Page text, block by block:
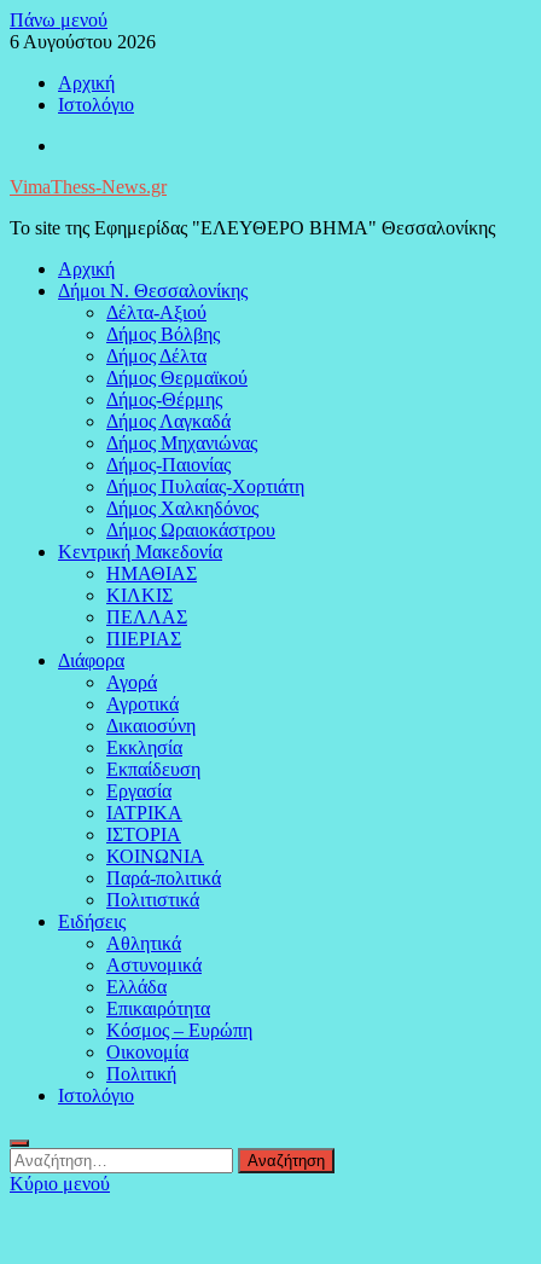
Μεταπηδήστε
στο
Πάνω μενού
6 Αυγούστου 2026
Αρχική
Ιστολόγιο
VimaThess-News.gr
Το site της Εφημερίδας "ΕΛΕΥΘΕΡΟ ΒΗΜΑ" Θεσσαλονίκης
Αρχική
Δήμοι Ν. Θεσσαλονίκης
Δέλτα-Αξιού
Δήμος Βόλβης
Δήμος Δέλτα
Δήμος Θερμαϊκού
Δήμος-Θέρμης
Δήμος Λαγκαδά
Δήμος Μηχανιώνας
Δήμος-Παιονίας
Δήμος Πυλαίας-Χορτιάτη
Δήμος Χαλκηδόνος
Δήμος Ωραιοκάστρου
Κεντρική Μακεδονία
ΗΜΑΘΙΑΣ
ΚΙΛΚΙΣ
ΠΕΛΛΑΣ
ΠΙΕΡΙΑΣ
Διάφορα
Αγορά
Αγροτικά
Δικαιοσύνη
Εκκλησία
Εκπαίδευση
Εργασία
ΙΑΤΡΙΚΑ
ΙΣΤΟΡΙΑ
ΚΟΙΝΩΝΙΑ
Παρά-πολιτικά
Πολιτιστικά
Ειδήσεις
Αθλητικά
Αστυνομικά
Ελλάδα
Επικαιρότητα
Κόσμος – Ευρώπη
Οικονομία
Πολιτική
Ιστολόγιο
Αναζήτηση
για:
Κύριο μενού